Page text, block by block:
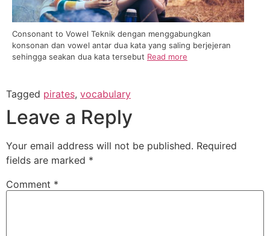
Consonant to Vowel Teknik dengan menggabungkan
konsonan dan vowel antar dua kata yang saling berjejeran
sehingga seakan dua kata tersebut Read more
Tagged pirates, vocabulary
Leave a Reply
Your email address will not be published. Required
fields are marked *
Comment *